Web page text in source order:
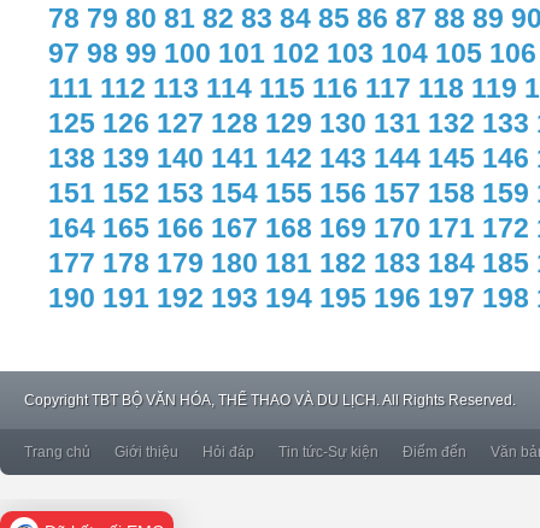
78 79 80 81 82 83 84 85 86 87 88 89
97 98 99 100 101 102 103 104 105 106
111 112 113 114 115 116 117 118 119
125 126 127 128 129 130 131 132 133
138 139 140 141 142 143 144 145 146
151 152 153 154 155 156 157 158 159
164 165 166 167 168 169 170 171 172
177 178 179 180 181 182 183 184 185
190 191 192 193 194 195 196 197 198
CopyrightTBT BỘ VĂN HÓA, THỂ THAO VÀ DU LỊCH. All Rights Reserved.
Trang chủ Giới thiệu Hỏi đáp Tin tức-Sự kiện Điểm đến Văn